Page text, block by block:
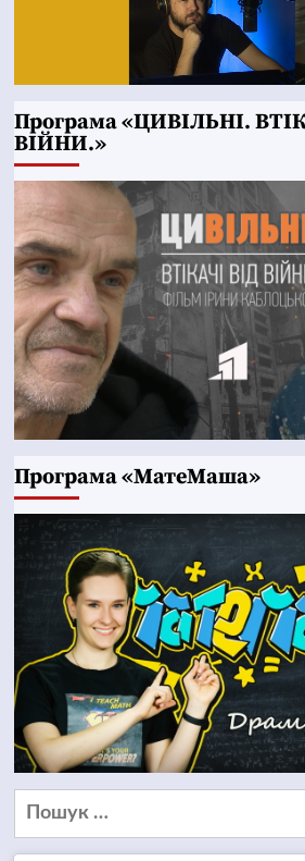
Програма «ЦИВІЛЬНІ.
ВІЙНИ.»
Програма «МатеМаша»
Пошук: